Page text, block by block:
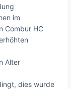
im
Combur HC
Alter
dies wurde